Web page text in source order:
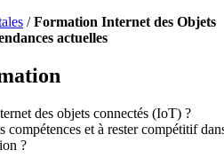
/Formation Internet des Objets
actuelles
des objets connectés (IoT) ?
compétences et à rester compétitif
?